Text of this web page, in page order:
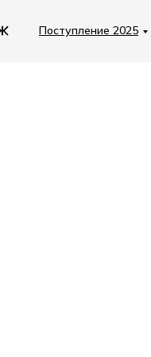
Поступление 2025